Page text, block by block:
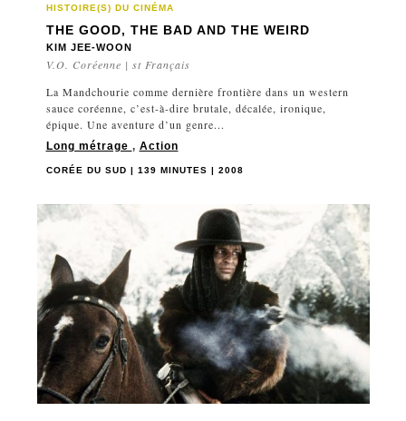
HISTOIRE(S) DU CINÉMA
THE GOOD, THE BAD AND THE WEIRD
KIM JEE-WOON
V.O. Coréenne | st Français
La Mandchourie comme dernière frontière dans un western
sauce coréenne, c’est-à-dire brutale, décalée, ironique,
épique. Une aventure d’un genre...
Long métrage , Action
CORÉE DU SUD | 139 MINUTES | 2008